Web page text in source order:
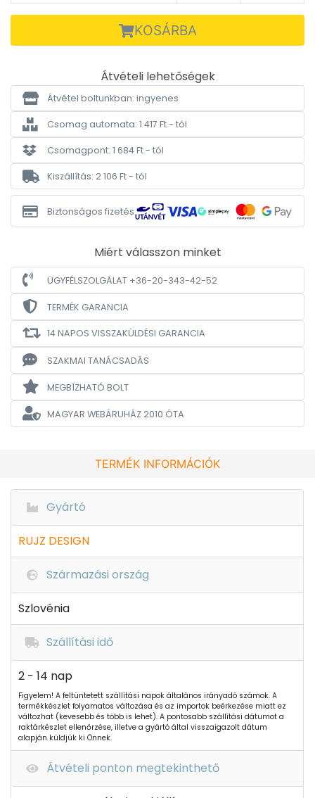
KOSÁRBA
Átvételi lehetőségek
Átvétel boltunkban: ingyenes
Csomag automata: 1 417 Ft - tól
Csomagpont: 1 684 Ft - tól
Kiszállítás: 2 106 Ft - tól
Biztonságos fizetés
Miért válasszon minket
ÜGYFÉLSZOLGÁLAT +36-20-343-42-52
TERMÉK GARANCIA
14 NAPOS VISSZAKÜLDÉSI GARANCIA
SZAKMAI TANÁCSADÁS
MEGBÍZHATÓ BOLT
MAGYAR WEBÁRUHÁZ2010 ÓTA
TERMÉK INFORMÁCIÓK
Gyártó
RUJZ DESIGN
Származási ország
Szlovénia
Szállítási idő
2 - 14 nap
Figyelem! A feltüntetett szállítási napok általános irányadó számok. A
termékkészlet folyamatos változása és az importok beérkezése miatt ez
változhat (kevesebb és több is lehet). A pontosabb szállítási dátumot a
raktárkészlet ellenőrzése, illetve a gyártó által visszaigazolt dátum
alapján küldjük ki Önnek.
Átvételi ponton megtekinthető